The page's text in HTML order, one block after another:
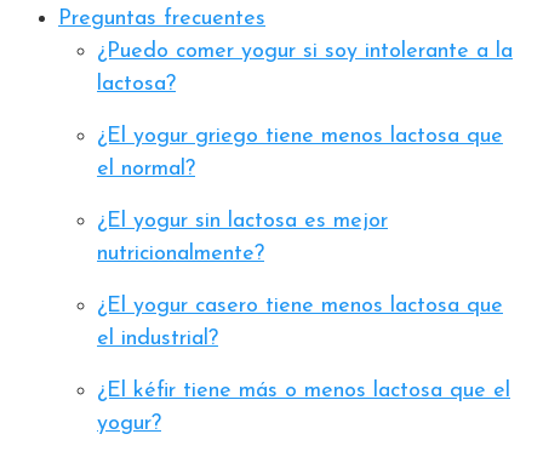
Preguntas frecuentes
¿Puedo comer yogur si soy intolerante a la
lactosa?
¿El yogur griego tiene menos lactosa que
el normal?
¿El yogur sin lactosa es mejor
nutricionalmente?
¿El yogur casero tiene menos lactosa que
el industrial?
¿El kéfir tiene más o menos lactosa que el
yogur?